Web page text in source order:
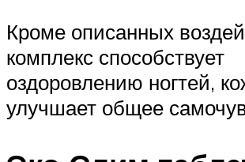
Кроме описанных
комплекс способствует
оздоровлению ногтей,
улучшает общее